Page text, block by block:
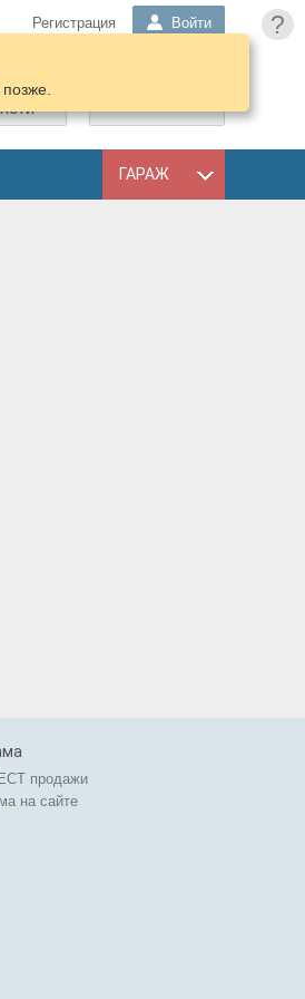
?
Регистрация Войти
ГАРАЖ
продажи
на сайте